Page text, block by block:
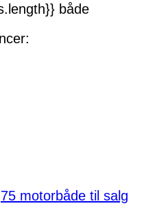
både
75 motorbåde til salg